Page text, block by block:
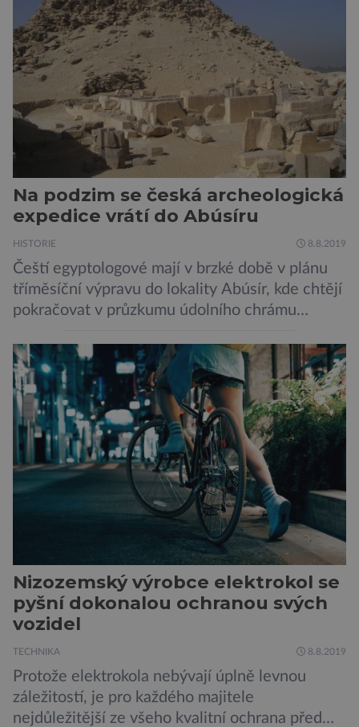
svými velkými nelétavými ptáky. Dominantní
[…]
Na podzim se česká archeologická
expedice vrátí do Abúsíru
HISTORIE 8.8.2019
Čeští egyptologové mají v brzké době v plánu
tříměsíční výpravu do lokality Abúsír, kde chtějí
pokračovat v průzkumu údolního chrámu
Ceje. Lucie Jirásková z Českého
egyptologického ústavu FF UK řekla, že je
v plánu také zpracování vykopaných předmětů.
„V průběhu výzkumů není moc času na
zpracování nálezů. Necháváme si na to tedy
měsíc, kdy […]
Nizozemský výrobce elektrokol se
pyšní dokonalou ochranou svých
vozidel
TECHNIKA 8.8.2019
Protože elektrokola nebývají úplně levnou
záležitostí, je pro každého majitele
nejdůležitější ze všeho kvalitní ochrana před